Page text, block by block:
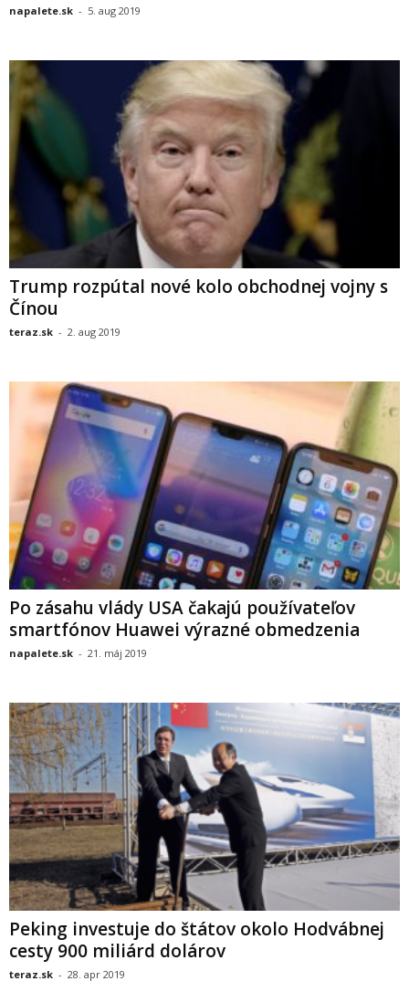
napalete.sk - 5. aug 2019
Trump rozpútal nové kolo obchodnej vojny s
Čínou
teraz.sk - 2. aug 2019
Po zásahu vlády USA čakajú používateľov
smartfónov Huawei výrazné obmedzenia
napalete.sk - 21. máj 2019
Peking investuje do štátov okolo Hodvábnej
cesty 900 miliárd dolárov
teraz.sk - 28. apr 2019